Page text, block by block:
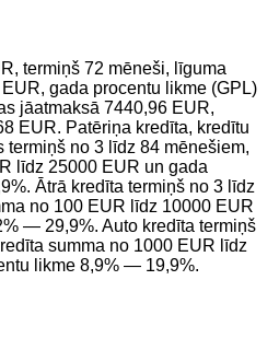
termiņš 72 mēneši, līguma
gada procentu likme (GPL)
jāatmaksā 7440,96 EUR,
EUR. Patēriņa kredīta, kredītu
no 3 līdz 84 mēnešiem,
līdz 25000 EUR un gada
Ātrā kredīta termiņš no 3 līdz
no 100 EUR līdz 10000 EUR
— 29,9%. Auto kredīta termiņš
summa no 1000 EUR līdz
likme 8,9% — 19,9%.